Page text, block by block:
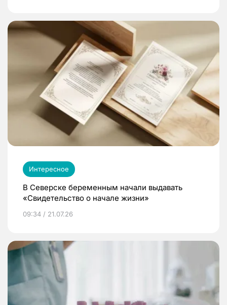
Интересное
В Северске беременным начали выдавать
«Свидетельство о начале жизни»
09:34 / 21.07.26